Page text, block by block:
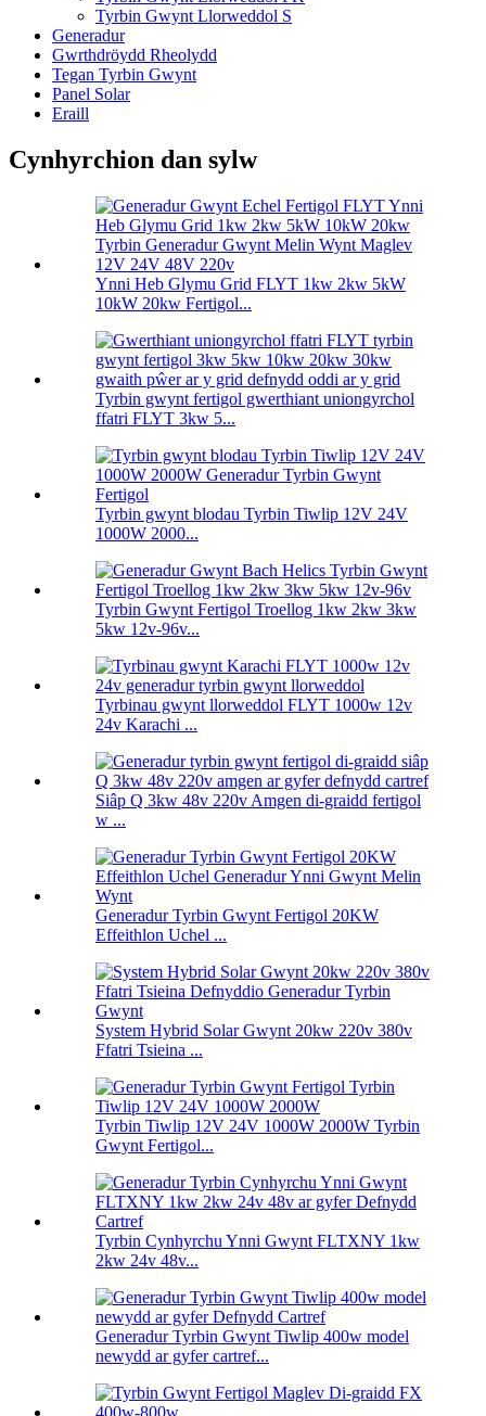
Tyrbin Gwynt Llorweddol S
Generadur
Gwrthdröydd Rheolydd
Tegan Tyrbin Gwynt
Panel Solar
Eraill
Cynhyrchion dan sylw
Ynni Heb Glymu Grid FLYT 1kw 2kw 5kW
10kW 20kw Fertigol...
Tyrbin gwynt fertigol gwerthiant uniongyrchol
ffatri FLYT 3kw 5...
Tyrbin gwynt blodau Tyrbin Tiwlip 12V 24V
1000W 2000...
Tyrbin Gwynt Fertigol Troellog 1kw 2kw 3kw
5kw 12v-96v...
Tyrbinau gwynt llorweddol FLYT 1000w 12v
24v Karachi ...
Siâp Q 3kw 48v 220v Amgen di-graidd fertigol
w ...
Generadur Tyrbin Gwynt Fertigol 20KW
Effeithlon Uchel ...
System Hybrid Solar Gwynt 20kw 220v 380v
Ffatri Tsieina ...
Tyrbin Tiwlip 12V 24V 1000W 2000W Tyrbin
Gwynt Fertigol...
Tyrbin Cynhyrchu Ynni Gwynt FLTXNY 1kw
2kw 24v 48v...
Generadur Tyrbin Gwynt Tiwlip 400w model
newydd ar gyfer cartref...